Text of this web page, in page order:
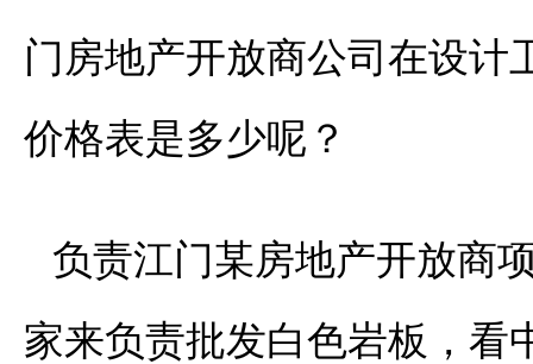
门房地产开放商公司在设计
价格表是多少呢？
负责江门某房地产开放商
家来负责批发白色岩板，看